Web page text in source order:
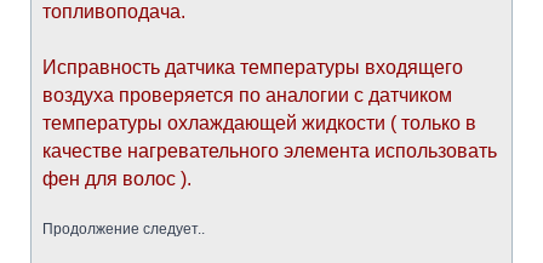
топливоподача.
Исправность датчика температуры входящего
воздуха проверяется по аналогии с датчиком
температуры охлаждающей жидкости ( только в
качестве нагревательного элемента использовать
фен для волос ).
Продолжение следует..